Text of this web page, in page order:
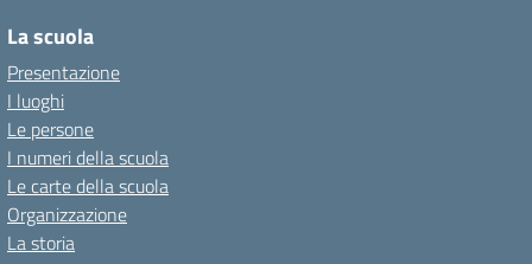
La scuola
Presentazione
I luoghi
Le persone
I numeri della scuola
Le carte della scuola
Organizzazione
La storia